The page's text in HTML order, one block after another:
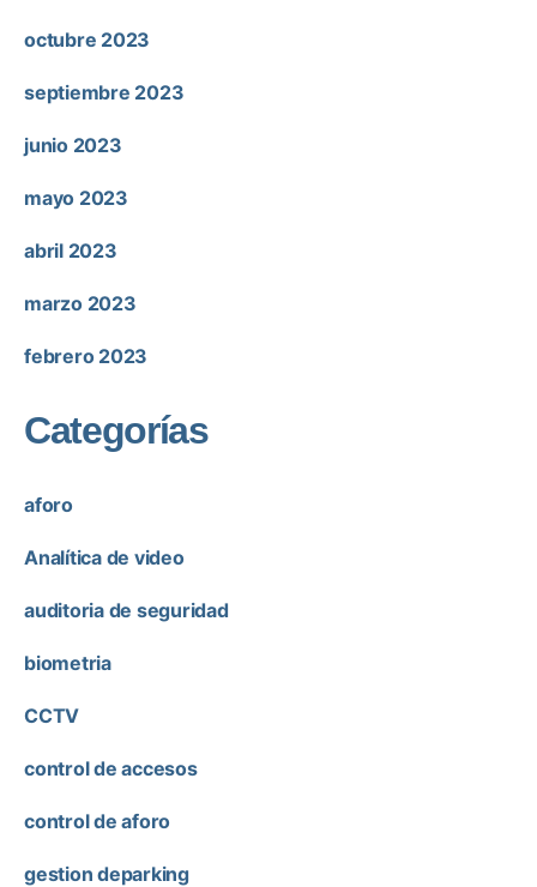
octubre 2023
septiembre 2023
junio 2023
mayo 2023
abril 2023
marzo 2023
febrero 2023
Categorías
aforo
Analítica de video
auditoria de seguridad
biometria
CCTV
control de accesos
control de aforo
gestion deparking